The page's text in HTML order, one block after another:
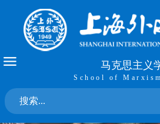
马克思主义
School of